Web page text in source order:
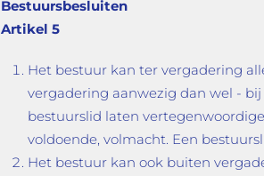
Bestuursbesluiten
Artikel 5
Het bestuur kan ter vergadering
vergadering aanwezig dan wel -
bestuurslid laten
voldoende, volmacht. Een
Het bestuur kan ook buiten